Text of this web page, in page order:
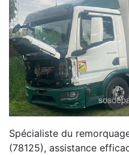
Spécialiste du
(78125), assistance